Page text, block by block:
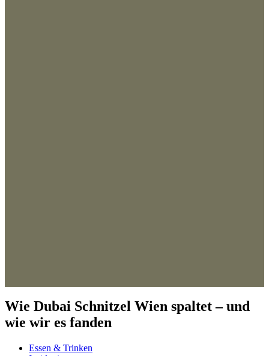
Wie Dubai Schnitzel Wien spaltet – und
wie wir es fanden
Essen & Trinken